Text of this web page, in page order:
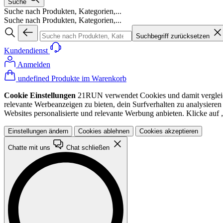
Suche
Suche nach Produkten, Kategorien,...
Suche nach Produkten, Kategorien,...
Suchbegriff zurücksetzen
Kundendienst
Anmelden
undefined Produkte im Warenkorb
Cookie Einstellungen 21RUN verwendet Cookies und damit
relevante Werbeanzeigen zu bieten, dein Surfverhalten zu
Websites personalisierte und relevante Werbung anbieten. Klicke
Einstellungen ändern Cookies ablehnen Cookies akzeptieren
Chatte mit uns Chat schließen